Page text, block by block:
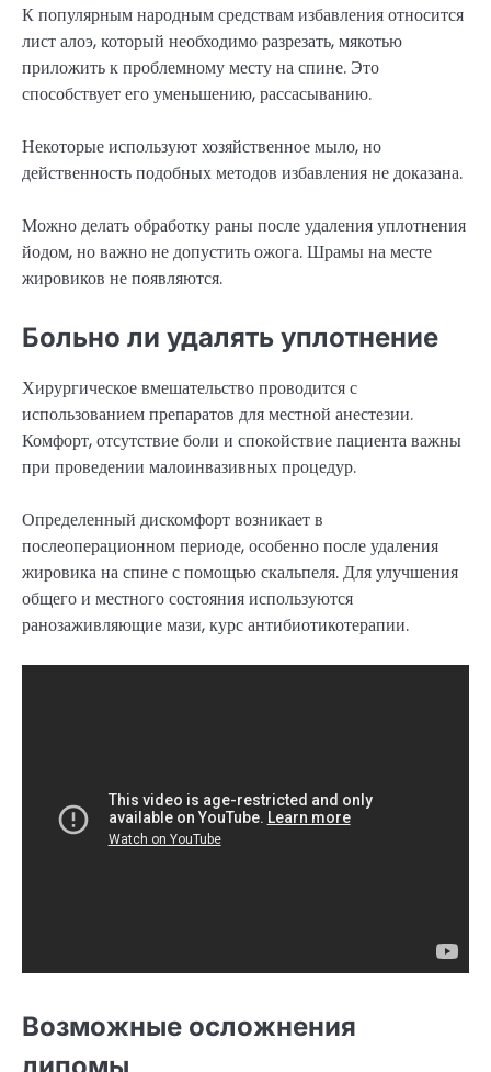
К популярным народным средствам избавления относится
лист алоэ, который необходимо разрезать, мякотью
приложить к проблемному месту на спине. Это
способствует его уменьшению, рассасыванию.
Некоторые используют хозяйственное мыло, но
действенность подобных методов избавления не доказана.
Можно делать обработку раны после удаления уплотнения
йодом, но важно не допустить ожога. Шрамы на месте
жировиков не появляются.
Больно ли удалять уплотнение
Хирургическое вмешательство проводится с
использованием препаратов для местной анестезии.
Комфорт, отсутствие боли и спокойствие пациента важны
при проведении малоинвазивных процедур.
Определенный дискомфорт возникает в
послеоперационном периоде, особенно после удаления
жировика на спине с помощью скальпеля. Для улучшения
общего и местного состояния используются
ранозаживляющие мази, курс антибиотикотерапии.
Возможные осложнения